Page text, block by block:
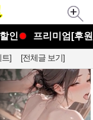
인 프리미엄[후
트] [전체글 보기]